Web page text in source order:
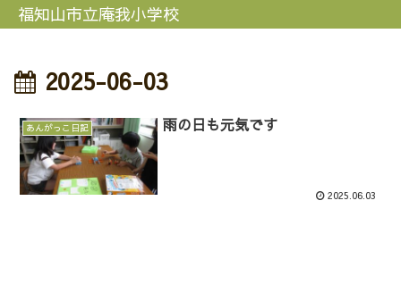
福知山市立庵我小学校
2025-06-03
あんがっこ日記 雨の日も元気です
2025.06.03